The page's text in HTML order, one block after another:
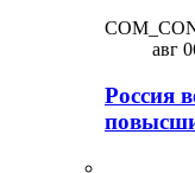
авг
Россия